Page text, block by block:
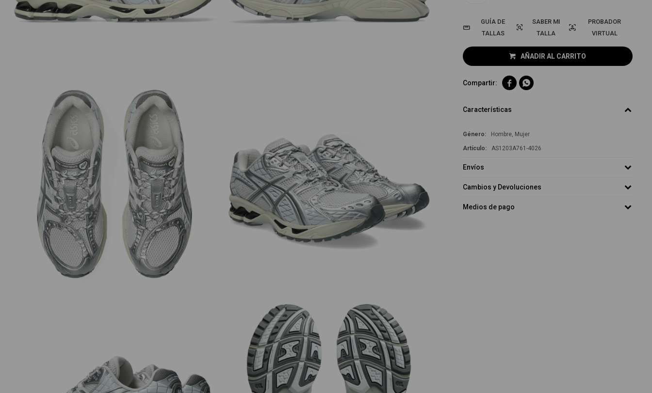
GUÍA DE
TALLAS
PROBADOR
VIRTUAL
AÑADIR AL CARRITO
 
Características
Género Hombre, Mujer
AS1203A761-4026
Envíos
Cambios y Devoluciones
Medios de pago